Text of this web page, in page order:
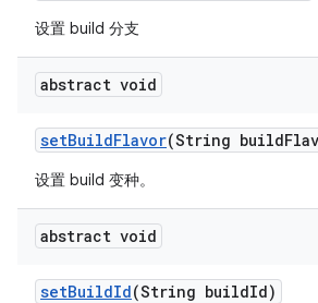
设置 build 分支
abstract void
setBuildFlavor(String build
设置 build 变种。
abstract void
setBuildId(String buildId)